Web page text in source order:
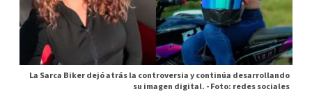
La Sarca Biker dejó atrás la controversia y continúa desarrollando
su imagen digital. -Foto: redes sociales